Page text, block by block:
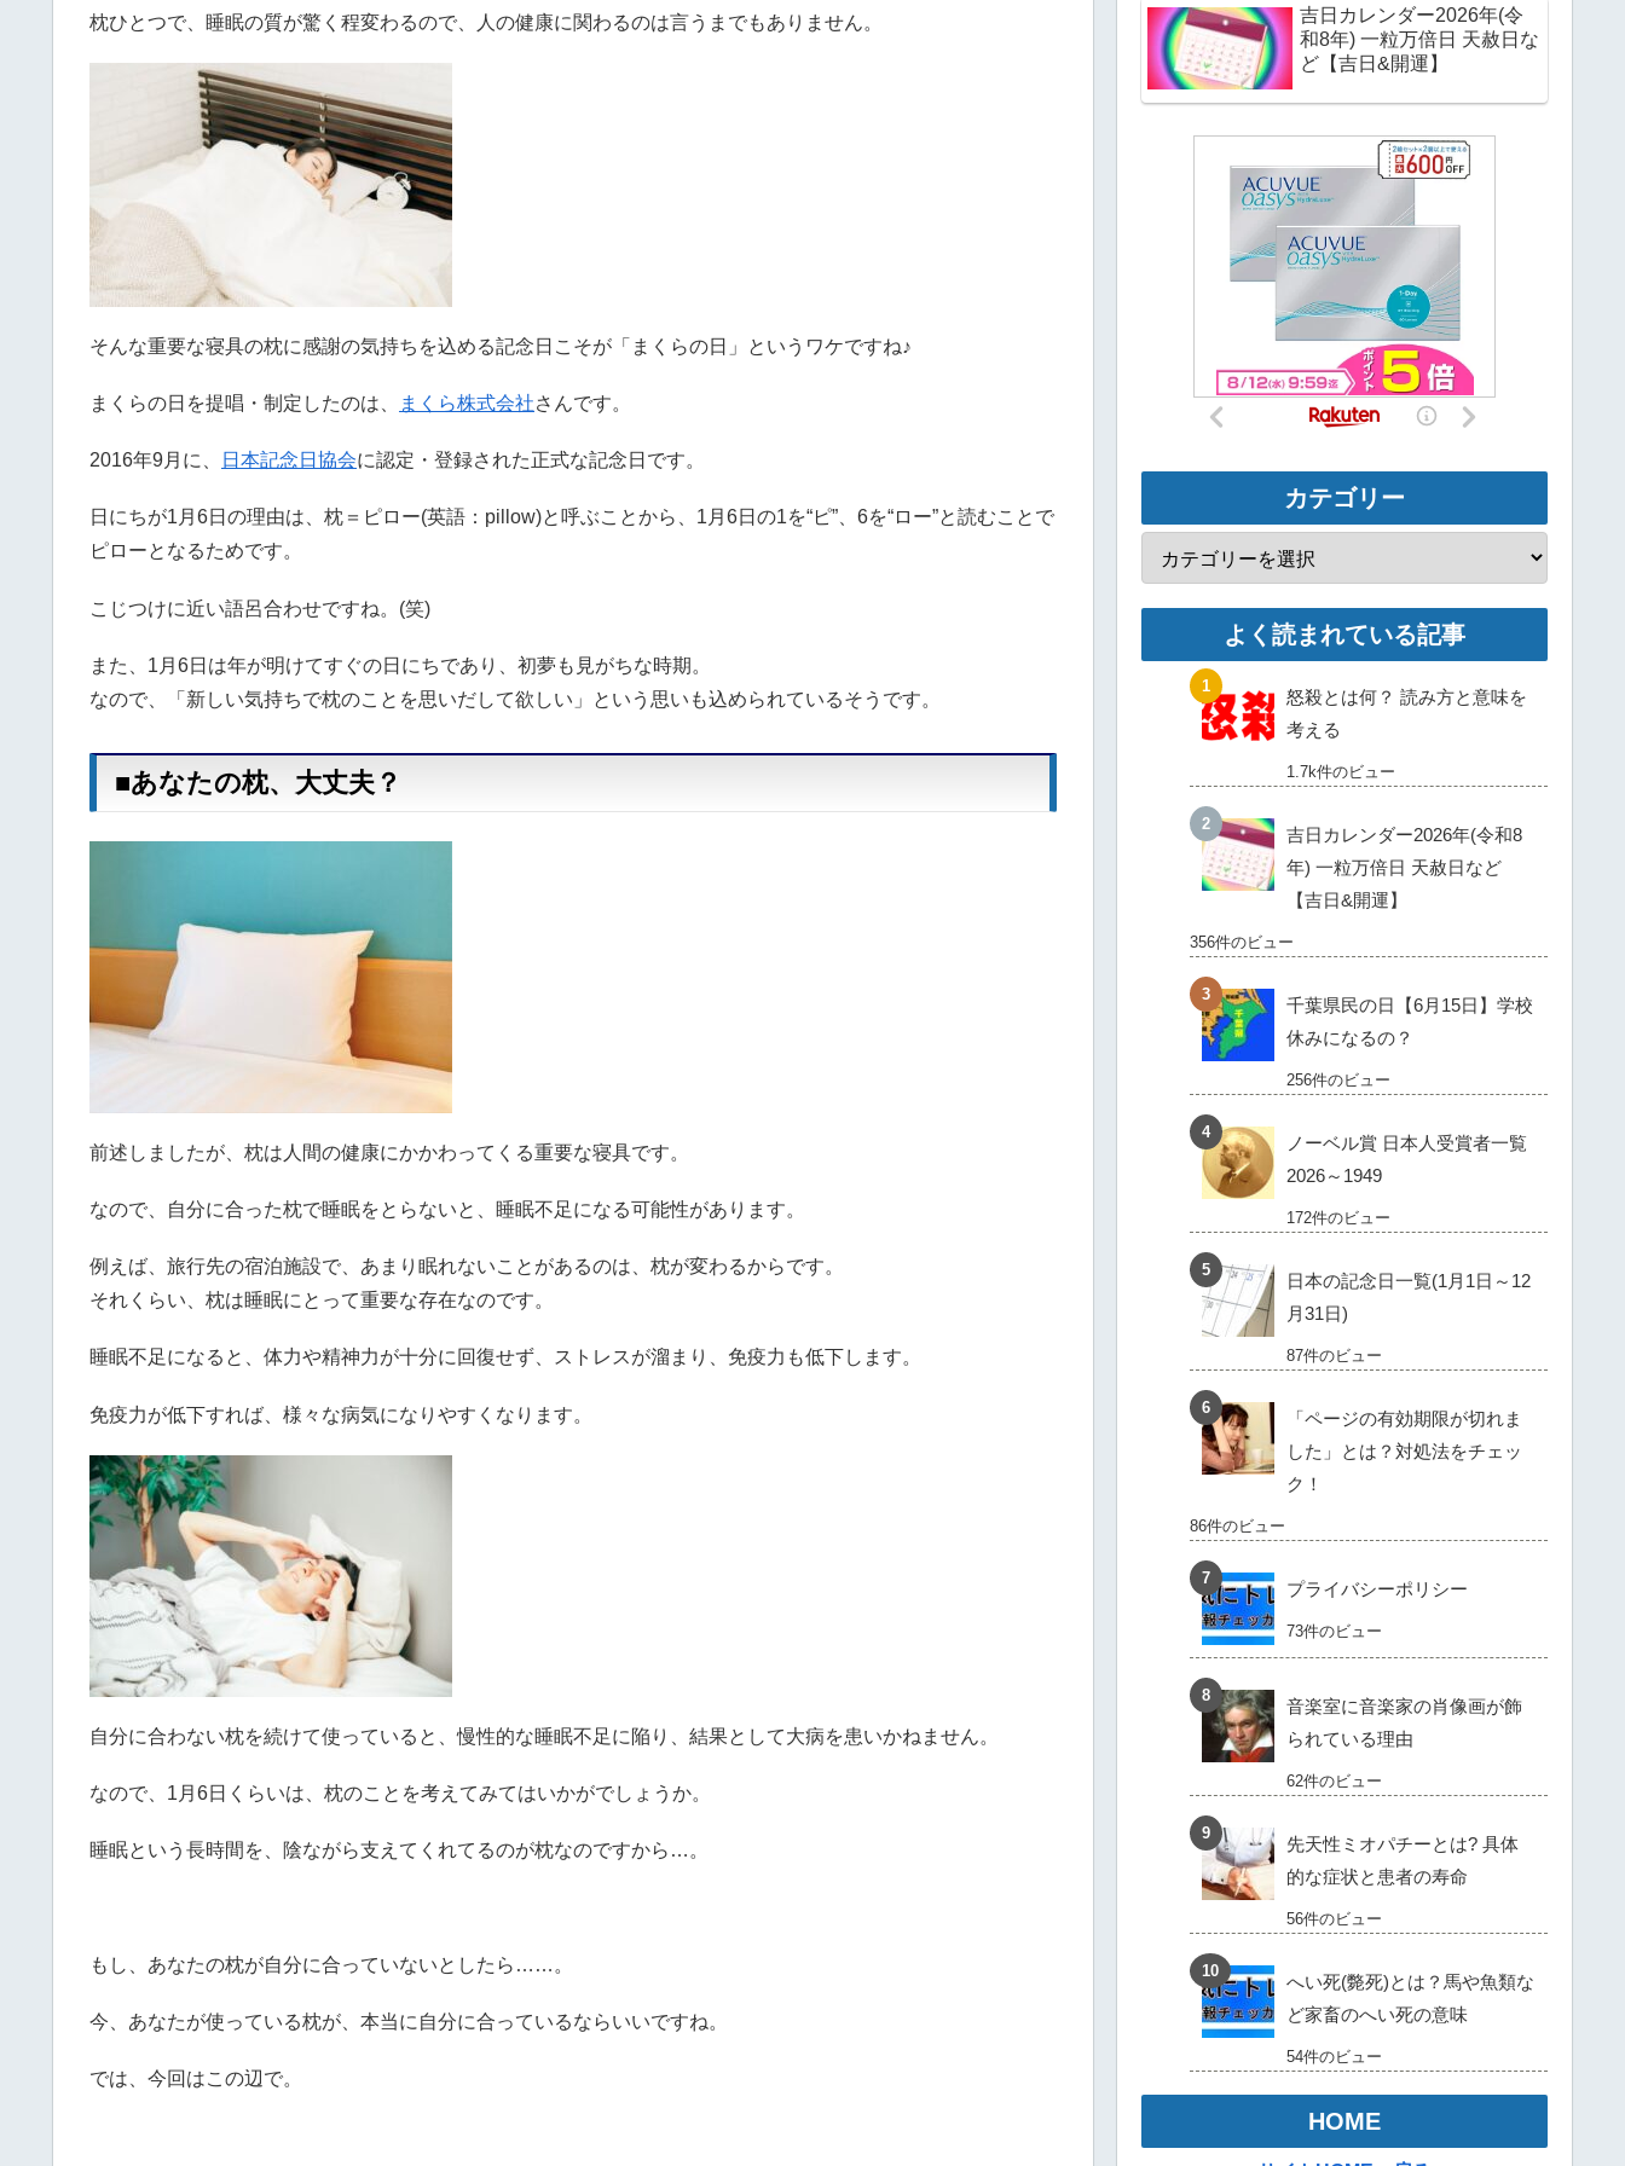
枕ひとつで、睡眠の質が驚く程変わるので、人の健康に関わるのは言うまでもありません。
そんな重要な寝具の枕に感謝の気持ちを込める記念日こそが「まくらの日」というワケですね♪
まくらの日を提唱・制定したのは、 まくら株式会社さんです。
2016年9月に、 日本記念日協会に認定・登録された正式な記念日です。
日にちが1月6日の理由は、枕＝ピロー(英語：pillow)と呼ぶことから、1月6日の1を“ピ”、6を“ロー”と読むことで
ピローとなるためです。
こじつけに近い語呂合わせですね。(笑)
また、1月6日は年が明けてすぐの日にちであり、初夢も見がちな時期。
なので、「新しい気持ちで枕のことを思いだして欲しい」という思いも込められているそうです。
■あなたの枕、大丈夫？
前述しましたが、枕は人間の健康にかかわってくる重要な寝具です。
なので、自分に合った枕で睡眠をとらないと、睡眠不足になる可能性があります。
例えば、旅行先の宿泊施設で、あまり眠れないことがあるのは、枕が変わるからです。
それくらい、枕は睡眠にとって重要な存在なのです。
睡眠不足になると、体力や精神力が十分に回復せず、ストレスが溜まり、免疫力も低下します。
免疫力が低下すれば、様々な病気になりやすくなります。
自分に合わない枕を続けて使っていると、慢性的な睡眠不足に陥り、結果として大病を患いかねません。
なので、1月6日くらいは、枕のことを考えてみてはいかがでしょうか。
睡眠という長時間を、陰ながら支えてくれてるのが枕なのですから…。
もし、あなたの枕が自分に合っていないとしたら……。
今、あなたが使っている枕が、本当に自分に合っているならいいですね。
では、今回はこの辺で。
吉日カレンダー2026年(令
和8年) 一粒万倍日 天赦日な
ど【吉日&開運】
カテゴリー
よく読まれている記事
怒殺とは何？ 読み方と意味を
考える
1.7k件のビュー
吉日カレンダー2026年(令和8
年) 一粒万倍日 天赦日など
【吉日&開運】
356件のビュー
千葉県民の日【6月15日】学校
休みになるの？
256件のビュー
ノーベル賞 日本人受賞者一覧
2026～1949
172件のビュー
日本の記念日一覧(1月1日～12
月31日)
87件のビュー
「ページの有効期限が切れま
した」とは？対処法をチェッ
ク！
86件のビュー
プライバシーポリシー
73件のビュー
音楽室に音楽家の肖像画が飾
られている理由
62件のビュー
先天性ミオパチーとは? 具体
的な症状と患者の寿命
56件のビュー
へい死(斃死)とは？馬や魚類な
ど家畜のへい死の意味
54件のビュー
HOME